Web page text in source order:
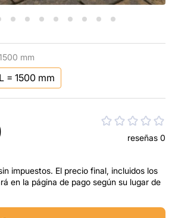
mm
L = 1500 mm
reseñas 0
impuestos. El precio final, incluidos los
en la página de pago según su lugar de